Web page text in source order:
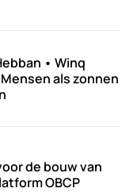
• Winq
als zonnen
de bouw van
OBCP